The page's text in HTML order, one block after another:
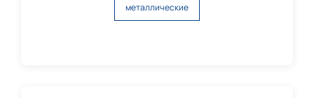
металлические